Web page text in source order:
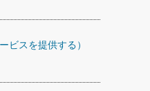
ビスを提供する）